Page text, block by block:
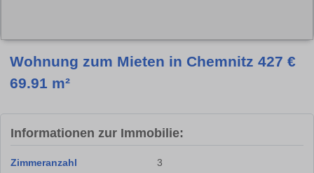
Wohnung zum Mieten in Chemnitz 427 €
69.91 m²
Informationen zur Immobilie:
Zimmeranzahl
3